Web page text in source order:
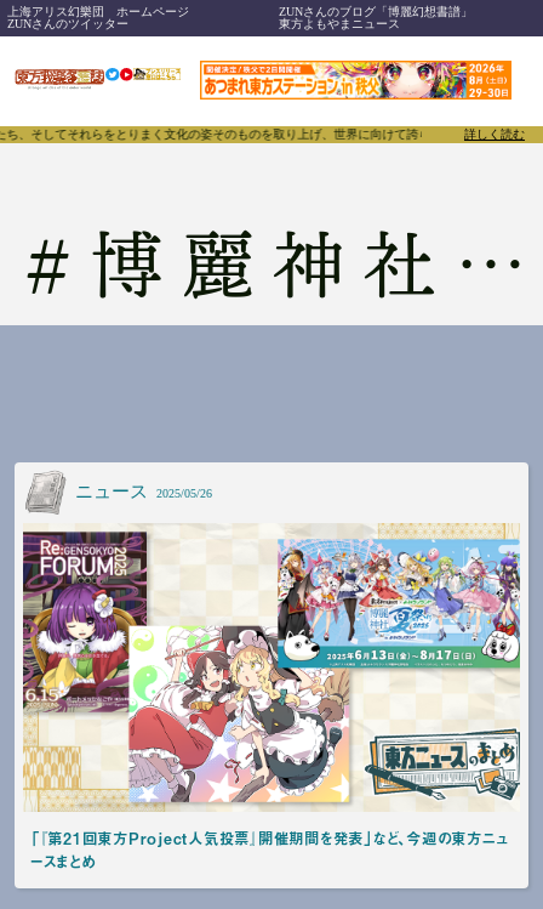
上海アリス幻樂団 ホームページ
ZUNさんのブログ「博麗幻想書譜」
ZUNさんのツイッター
東方よもやまニュース
それらをとりまく文化の姿そのものを取り上げ、世界に向けて誇らしく発信することで、
詳しく読む
# 博麗神社夏祭り
ニュース 2025/05/26
「『第21回東方Project人気投票』開催期間を発表」など、今週の東方ニュ
ースまとめ